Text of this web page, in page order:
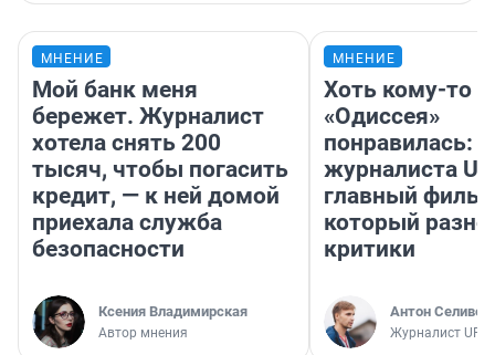
МНЕНИЕ
Мой банк меня
бережет. Журналист
хотела снять 200
тысяч, чтобы погасить
кредит, — к ней домой
приехала служба
безопасности
Ксения Владимирская
Автор мнения
МНЕНИЕ
Хоть кому-то
«Одиссея»
понравилась:
журналиста
главный
который
критики
Антон
Журналист